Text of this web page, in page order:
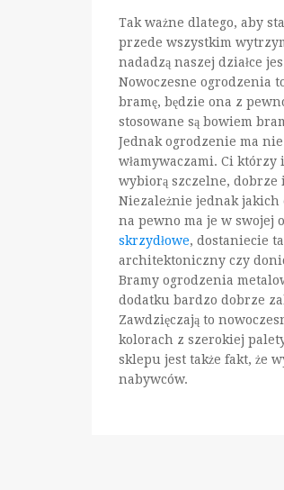
Tak ważne dlatego, aby
przede wszystkim
nadadzą naszej działce
Nowoczesne ogrodzenia
bramę, będzie ona z
stosowane są bowiem
Jednak ogrodzenie ma
włamywaczami. Ci
wybiorą szczelne, dobrze
Niezależnie jednak jakich
na pewno ma je w swojej
skrzydłowe, dostaniecie
architektoniczny czy
Bramy ogrodzenia
dodatku bardzo dobrze
Zawdzięczają to
kolorach z szerokiej
sklepu jest także fakt, że
nabywców.